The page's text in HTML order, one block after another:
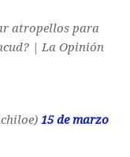
atropellos para
| La Opinión
15 de marzo